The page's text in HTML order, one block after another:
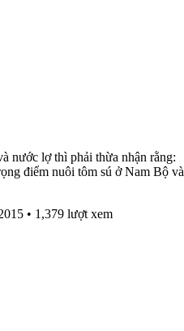
nước lợ thì phải thừa nhận rằng:
điểm nuôi tôm sú ở Nam Bộ và
• 1,379 lượt xem